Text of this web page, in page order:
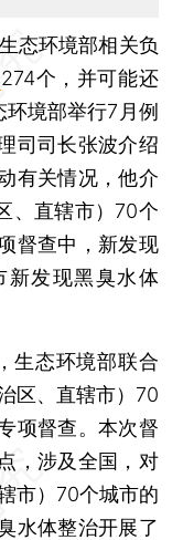
生态环境部相关负
274个，并可能还
境部举行7月例
司司长张波介绍
有关情况，他介
、直辖市）70个
督查中，新发现
新发现黑臭水体
态环境部联合
区、直辖市）70
项督查。本次督
，涉及全国，对
市）70个城市的
水体整治开展了